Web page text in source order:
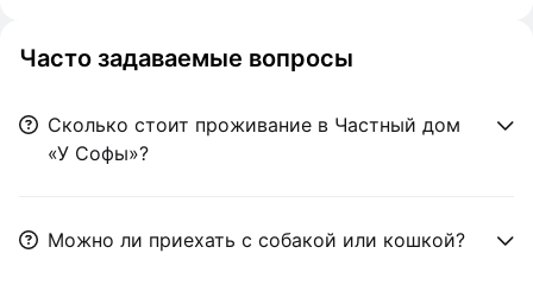
Часто задаваемые вопросы
Сколько стоит проживание в Частный дом
«У Софы»?
Можно ли приехать с собакой или кошкой?